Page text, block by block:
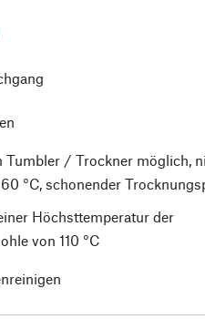
Tumbler / Trockner möglich,
°C, schonender
Höchsttemperatur der
von 110 °C